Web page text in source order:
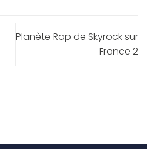
Planète Rap de Skyrock sur
France 2